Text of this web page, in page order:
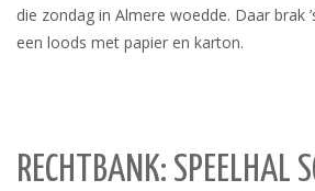
die zondag in Almere woedde. Daar brak
een loods met papier en karton.
RECHTBANK: SPEELHAL